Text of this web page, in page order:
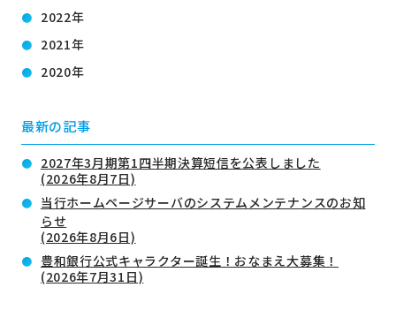
2022年
2021年
2020年
最新の記事
2027年3月期第1四半期決算短信を公表しました
(2026年8月7日)
当行ホームページサーバのシステムメンテナンスのお知
らせ
(2026年8月6日)
豊和銀行公式キャラクター誕生！おなまえ大募集！
(2026年7月31日)